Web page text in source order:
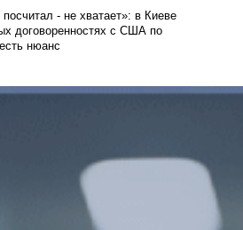
- не хватает»: в Киеве
договоренностях с США по
нюанс